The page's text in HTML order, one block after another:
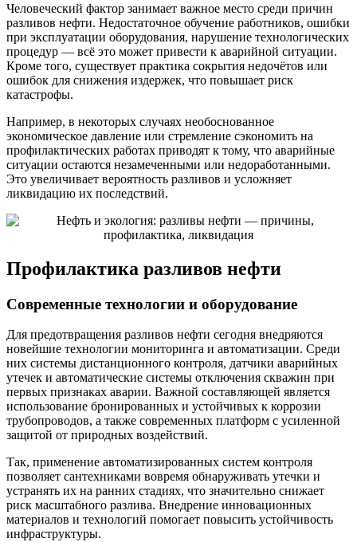
Человеческий фактор занимает важное место среди причин
разливов нефти. Недостаточное обучение работников, ошибки
при эксплуатации оборудования, нарушение технологических
процедур — всё это может привести к аварийной ситуации.
Кроме того, существует практика сокрытия недочётов или
ошибок для снижения издержек, что повышает риск
катастрофы.
Например, в некоторых случаях необоснованное
экономическое давление или стремление сэкономить на
профилактических работах приводят к тому, что аварийные
ситуации остаются незамеченными или недоработанными.
Это увеличивает вероятность разливов и усложняет
ликвидацию их последствий.
Профилактика разливов нефти
Современные технологии и оборудование
Для предотвращения разливов нефти сегодня внедряются
новейшие технологии мониторинга и автоматизации. Среди
них системы дистанционного контроля, датчики аварийных
утечек и автоматические системы отключения скважин при
первых признаках аварии. Важной составляющей является
использование бронированных и устойчивых к коррозии
трубопроводов, а также современных платформ с усиленной
защитой от природных воздействий.
Так, применение автоматизированных систем контроля
позволяет сантехниками вовремя обнаруживать утечки и
устранять их на ранних стадиях, что значительно снижает
риск масштабного разлива. Внедрение инновационных
материалов и технологий помогает повысить устойчивость
инфраструктуры.